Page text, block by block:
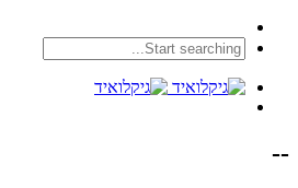
--